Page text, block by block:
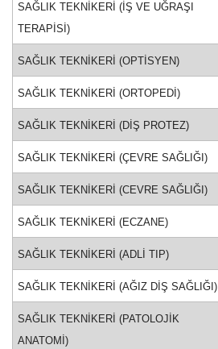
SAĞLIK TEKNİKERİ (İŞ VE UĞRAŞI
TERAPİSİ)
SAĞLIK TEKNİKERİ (OPTİSYEN)
SAĞLIK TEKNİKERİ (ORTOPEDİ)
SAĞLIK TEKNİKERİ (DİŞ PROTEZ)
SAĞLIK TEKNİKERİ (ÇEVRE SAĞLIĞI)
SAĞLIK TEKNİKERİ (CEVRE SAĞLIĞI)
SAĞLIK TEKNİKERİ (ECZANE)
SAĞLIK TEKNİKERİ (ADLİ TIP)
SAĞLIK TEKNİKERİ (AĞIZ DİŞ SAĞLIĞI)
SAĞLIK TEKNİKERİ (PATOLOJİK
ANATOMİ)